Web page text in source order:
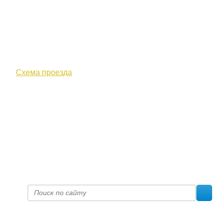
Схема проезда